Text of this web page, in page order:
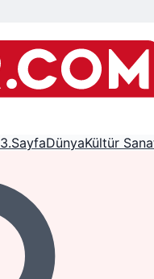
3.SayfaDünyaKültür